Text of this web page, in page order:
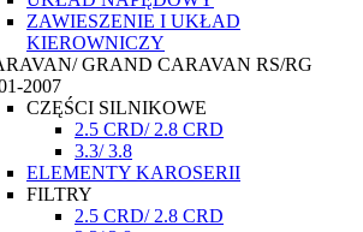
ZAWIESZENIE I UKŁAD
KIEROWNICZY
GRAND CARAVAN RS/RG
2007
CZĘŚCI SILNIKOWE
2.5 CRD/ 2.8 CRD
3.3/ 3.8
ELEMENTY KAROSERII
FILTRY
2.5 CRD/ 2.8 CRD